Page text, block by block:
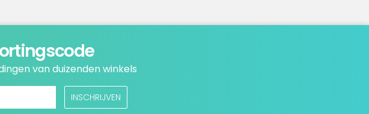
van duizenden winkels
INSCHRIJVEN